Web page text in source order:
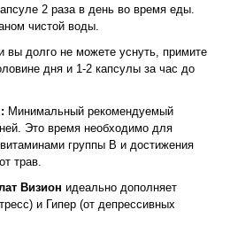
2 раза в день во время еды.
чистой воды.
вы долго не можете уснуть, примите
дня и 1-2 капсулы за час до
Минимальный рекомендуемый
Это время необходимо для
группы B и достижения
трав.
Визион идеально дополняет
и Гипер (от депрессивных